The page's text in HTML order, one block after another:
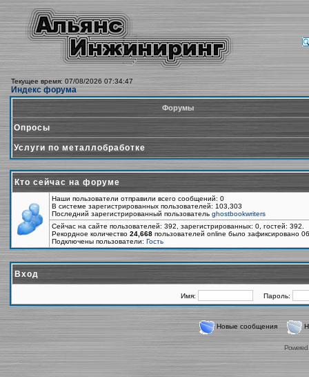
Текущее время: 07/08/2026 07:34:47
Индекс форума
Форумы
Опросы
Услуги по металлобработке
Кто сейчас на форуме
Наши пользователи отправили всего сообщений: 0
В системе зарегистрированных пользователей: 103,303
Последний зарегистрированный пользователь ghostbookwriters
Сейчас на сайте пользователей: 392, зарегистрированных: 0, гостей:
Рекордное количество 24,668 пользователей online было зафиксировано
Подключены пользователи: Гость
Вход
Имя: Пароль:
Новые сообщения